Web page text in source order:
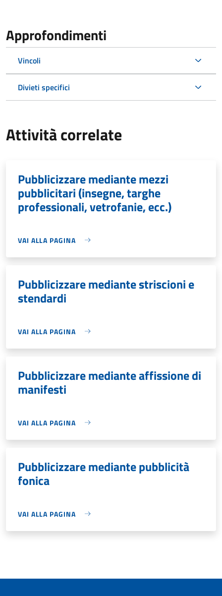
Approfondimenti
Vincoli
Divieti specifici
Attività correlate
Pubblicizzare mediante mezzi
pubblicitari (insegne, targhe
professionali, vetrofanie, ecc.)
VAI ALLA PAGINA
Pubblicizzare mediante striscioni e
stendardi
VAI ALLA PAGINA
Pubblicizzare mediante affissione di
manifesti
VAI ALLA PAGINA
Pubblicizzare mediante pubblicità
fonica
VAI ALLA PAGINA